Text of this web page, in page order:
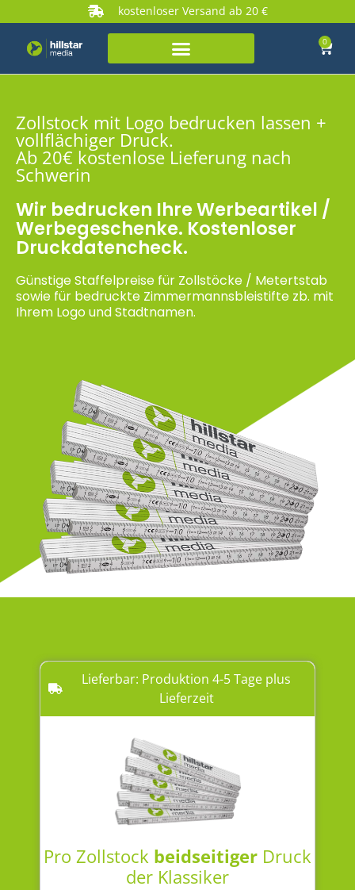
kostenloser Versand ab 20 €
0
Zollstock mit Logo bedrucken lassen +
vollflächiger Druck.
Ab 20€ kostenlose Lieferung nach
Schwerin
Wir bedrucken Ihre Werbeartikel /
Werbegeschenke. Kostenloser
Druckdatencheck.
Günstige Staffelpreise für Zollstöcke / Metertstab
sowie für bedruckte Zimmermannsbleistifte zb. mit
Ihrem Logo und Stadtnamen.
Lieferbar: Produktion 4-5 Tage plus
Lieferzeit
Pro Zollstock beidseitiger Druck
der Klassiker